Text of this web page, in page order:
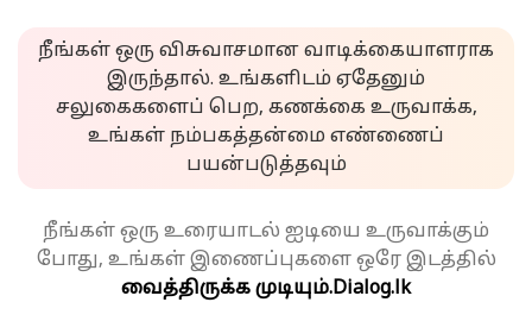
நீங்கள் ஒரு விசுவாசமான வாடிக்கையாளராக
இருந்தால். உங்களிடம் ஏதேனும்
சலுகைகளைப் பெற, கணக்கை உருவாக்க,
உங்கள் நம்பகத்தன்மை எண்ணைப்
பயன்படுத்தவும்
நீங்கள் ஒரு உரையாடல் ஐடியை உருவாக்கும்
போது, உங்கள் இணைப்புகளை ஒரே இடத்தில்
வைத்திருக்க முடியும்.Dialog.lk